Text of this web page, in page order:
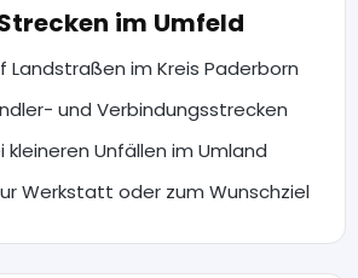
im Umfeld
Landstraßen im Kreis Paderborn
und Verbindungsstrecken
kleineren Unfällen im Umland
Werkstatt oder zum Wunschziel